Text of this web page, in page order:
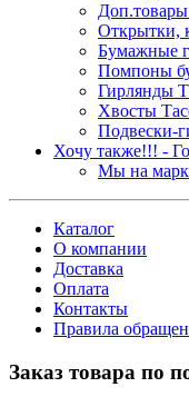
Открытки,
Бумажные
Помпоны
Гирлянды
Хвосты
Подвески-
Хочу также!!! -
Мы на
Каталог
О компании
Доставка
Оплата
Контакты
Правила
Заказ товара по